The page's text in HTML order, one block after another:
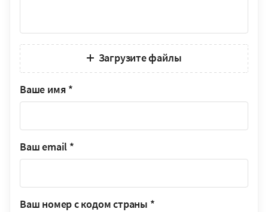
Загрузите файлы
Ваше имя *
Ваш email *
Ваш номер с кодом страны *